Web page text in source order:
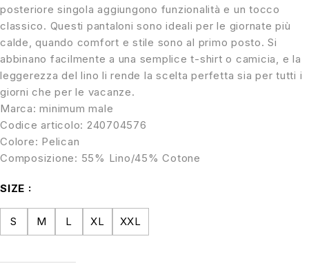
posteriore singola aggiungono funzionalità e un tocco
classico. Questi pantaloni sono ideali per le giornate più
calde, quando comfort e stile sono al primo posto. Si
abbinano facilmente a una semplice t-shirt o camicia, e la
leggerezza del lino li rende la scelta perfetta sia per tutti i
giorni che per le vacanze.
Marca: minimum male
Codice articolo: 240704576
Colore: Pelican
Composizione: 55% Lino/45% Cotone
SIZE
S M L XL XXL